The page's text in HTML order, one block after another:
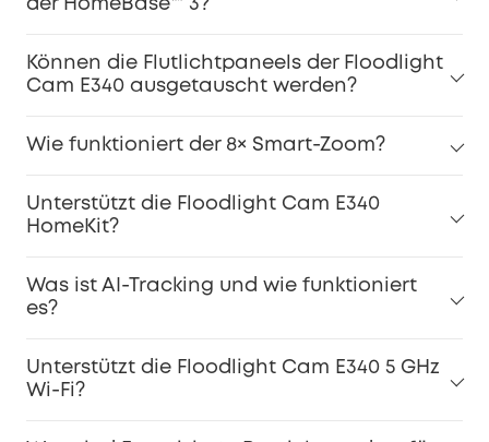
der HomeBase™ 3?
Können die Flutlichtpaneels der Floodlight
Cam E340 ausgetauscht werden?
Wie funktioniert der 8× Smart-Zoom?
Unterstützt die Floodlight Cam E340
HomeKit?
Was ist AI-Tracking und wie funktioniert
es?
Unterstützt die Floodlight Cam E340 5 GHz
Wi-Fi?